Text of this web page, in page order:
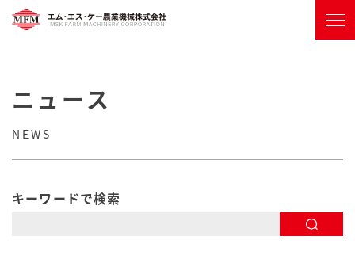
ニュース
NEWS
キーワードで検索